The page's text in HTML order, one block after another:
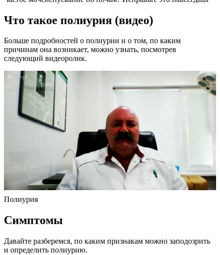
Что такое полиурия (видео)
Больше подробностей о полиурии и о том, по каким
причинам она возникает, можно узнать, посмотрев
следующий видеоролик.
Полиурия
Симптомы
Давайте разберемся, по каким признакам можно заподозрить
и определить полиурию.